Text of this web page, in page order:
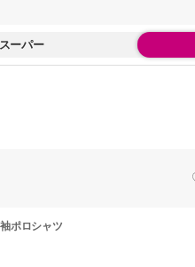
ーパー
ポロシャツ